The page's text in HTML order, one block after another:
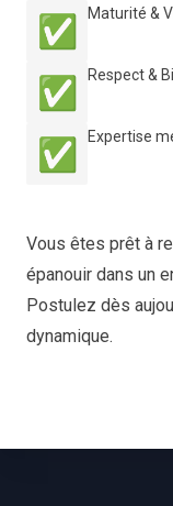
✅ Maturité &
✅ Respect &
✅ Expertise
Vous êtes prêt à
épanouir dans un
Postulez dès
dynamique.